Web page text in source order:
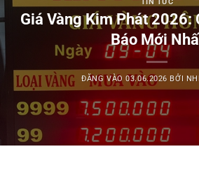
Giá Vàng Kim Phát 2026:
Báo Mới
ĐĂNG VÀO03.06.2026 BỞI